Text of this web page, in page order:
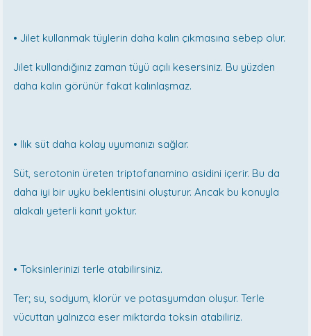
• Jilet kullanmak tüylerin daha kalın çıkmasına sebep olur.
Jilet kullandığınız zaman tüyü açılı kesersiniz. Bu yüzden
daha kalın görünür fakat kalınlaşmaz.
• Ilık süt daha kolay uyumanızı sağlar.
Süt, serotonin üreten triptofanamino asidini içerir. Bu da
daha iyi bir uyku beklentisini oluşturur. Ancak bu konuyla
alakalı yeterli kanıt yoktur.
• Toksinlerinizi terle atabilirsiniz.
Ter; su, sodyum, klorür ve potasyumdan oluşur. Terle
vücuttan yalnızca eser miktarda toksin atabiliriz.